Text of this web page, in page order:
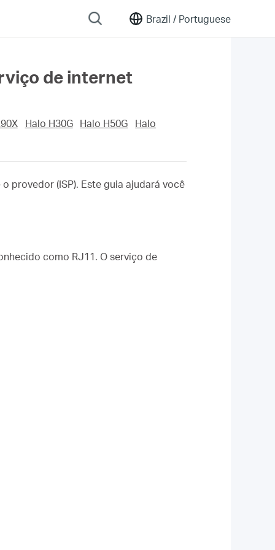
Brazil / Portuguese
de internet
Halo H30G Halo H50G
Halo
provedor (ISP). Este guia ajudará você
como RJ11. O serviço de